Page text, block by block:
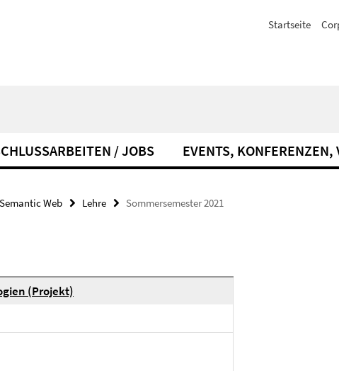
Startseite
/ JOBS EVENTS, KONFERENZEN,
Web Lehre Sommersemester 2021
(Projekt)